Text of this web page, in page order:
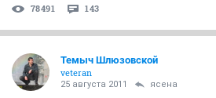
78491 143
Темыч Шлюзовской
veteran
25 августа 2011 ясена